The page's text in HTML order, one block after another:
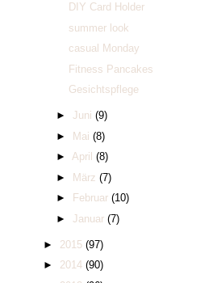
DIY Card Holder
summer look
casual Monday
Fitness Pancakes
Gesichtspflege
► Juni (9)
► Mai (8)
► April (8)
► März (7)
►
Februar (10)
► Januar (7)
► 2015 (97)
► 2014 (90)